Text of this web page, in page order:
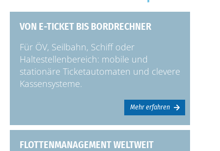
VON E-TICKET BIS BORDRECHNER
Für ÖV, Seilbahn, Schiff oder
Haltestellenbereich: mobile und
stationäre Ticketautomaten und clevere
Kassensysteme.
Mehr erfahren
FLOTTENMANAGEMENT WELTWEIT